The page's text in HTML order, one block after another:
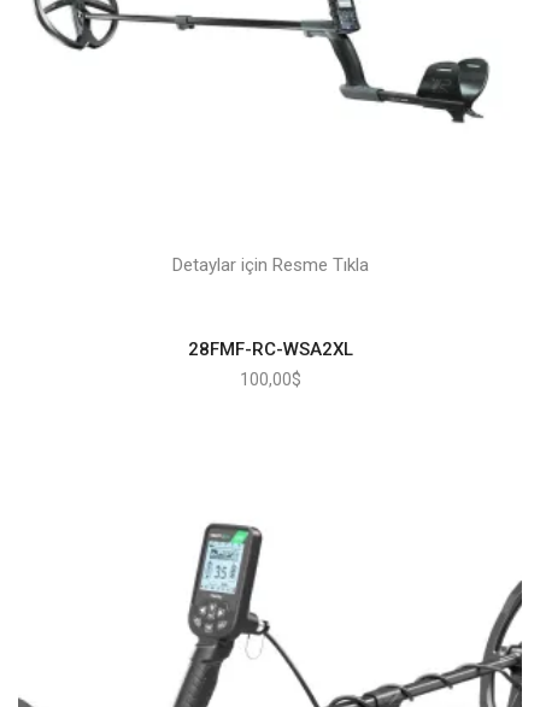
Detaylar için Resme Tıkla
28FMF-RC-WSA2XL
100,00$